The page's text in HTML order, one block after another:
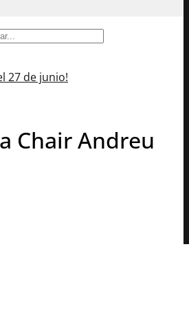
27 de junio!
Chair Andreu